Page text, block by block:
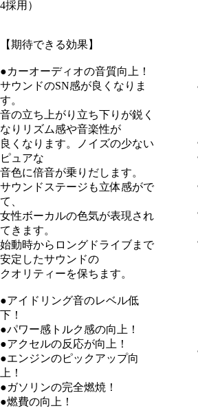
4採用）
【期待できる効果】
●カーオーディオの音質向上！
サウンドのSN感が良くなりま
す。
音の立ち上がり立ち下りが鋭く
なりリズム感や音楽性が
良くなります。ノイズの少ない
ピュアな
音色に倍音が乗りだします。
サウンドステージも立体感がで
て、
女性ボーカルの色気が表現され
てきます。
始動時からロングドライブまで
安定したサウンドの
クオリティーを保ちます。
●アイドリング音のレベル低
下！
●パワー感トルク感の向上！
●アクセルの反応が向上！
●エンジンのピックアップ向
上！
●ガソリンの完全燃焼！
●燃費の向上！